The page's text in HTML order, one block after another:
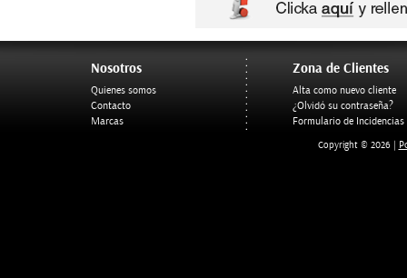
Nosotros
Quienes somos
Contacto
Marcas
Zona de Clientes
Alta como nuevo cliente
¿Olvidó su contraseña?
Formulario de Incidencias
Copyright © 2026 |